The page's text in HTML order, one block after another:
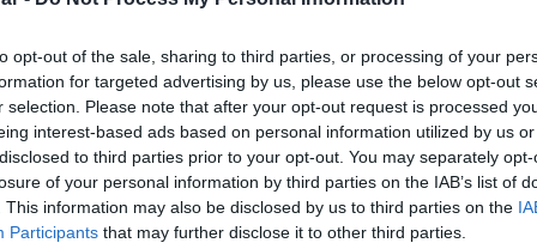
opt-out of the sale, sharing to third parties, or processing of your
for targeted advertising by us, please use the below opt-out
selection. Please note that after your opt-out request is processed
interest-based ads based on personal information utilized by us
to third parties prior to your opt-out. You may separately
of your personal information by third parties on the IAB’s list of
This information may also be disclosed by us to third parties on the
Participants that may further disclose it to other third parties.
ki szerdán a Balatonnál, Siófokon óránkénti
a HungaroMet Zrt. a Facebook-oldalán